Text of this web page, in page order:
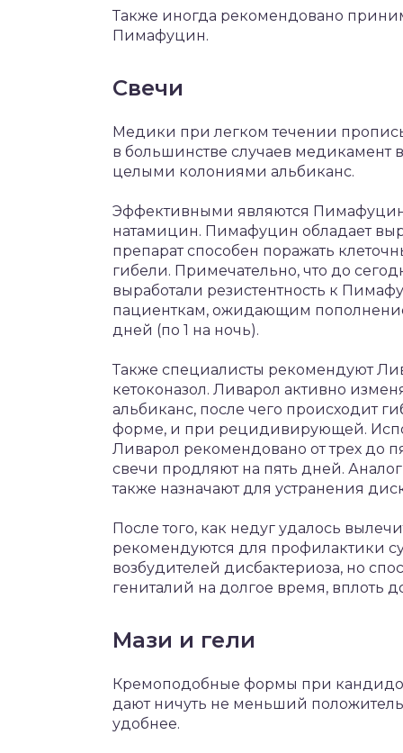
Также иногда рекомендовано
Пимафуцин.
Свечи
Медики при легком течении
в большинстве случаев медикамент
целыми колониями альбиканс.
Эффективными являются
натамицин. Пимафуцин обладает
препарат способен поражать
гибели. Примечательно, что до
выработали резистентность к
пациенткам, ожидающим
дней (по 1 на ночь).
Также специалисты рекомендуют
кетоконазол. Ливарол активно
альбиканс, после чего происходит
форме, и при рецидивирующей.
Ливарол рекомендовано от трех до
свечи продляют на пять дней.
также назначают для устранения
После того, как недуг удалось
рекомендуются для профилактики
возбудителей дисбактериоза, но
гениталий на долгое время, вплоть
Мази и гели
Кремоподобные формы при
дают ничуть не меньший
удобнее.